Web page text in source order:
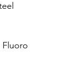
Fluoro